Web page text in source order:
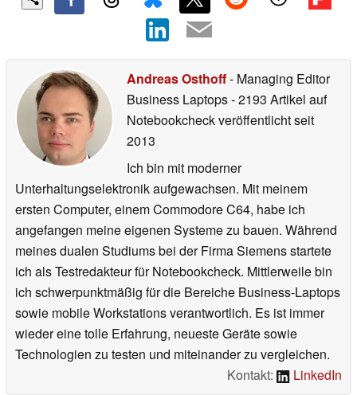
Andreas Osthoff- Managing Editor
Business Laptops- 2193 Artikel auf
Notebookcheck veröffentlichtseit
2013
Ich bin mit moderner
Unterhaltungselektronik aufgewachsen. Mit meinem
ersten Computer, einem Commodore C64, habe ich
angefangen meine eigenen Systeme zu bauen. Während
meines dualen Studiums bei der Firma Siemens startete
ich als Testredakteur für Notebookcheck. Mittlerweile bin
ich schwerpunktmäßig für die Bereiche Business-Laptops
sowie mobile Workstations verantwortlich. Es ist immer
wieder eine tolle Erfahrung, neueste Geräte sowie
Technologien zu testen und miteinander zu vergleichen.
Kontakt:
LinkedIn